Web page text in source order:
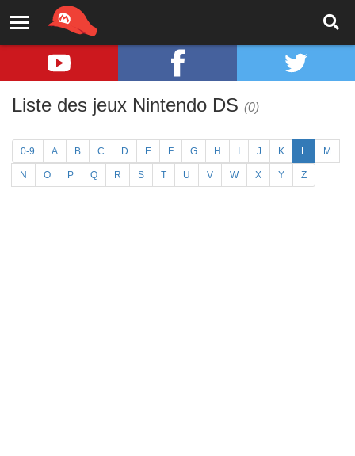
Liste des jeux Nintendo DS (0)
0-9 A B C D E F G H J K L M
N O P Q R S T U V W X Y Z